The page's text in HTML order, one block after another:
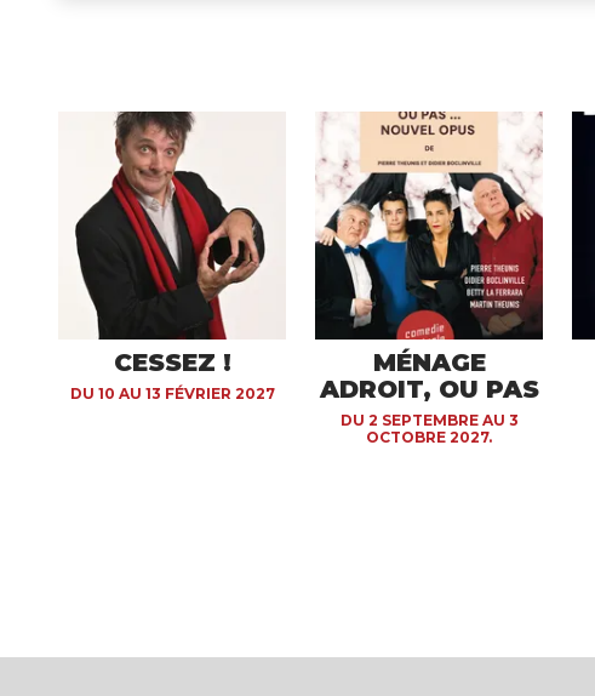
CESSEZ !
DU 10 AU 13 FÉVRIER 2027
MÉNAGE
ADROIT, OU PAS
DU 2 SEPTEMBRE AU 3
OCTOBRE 2027.